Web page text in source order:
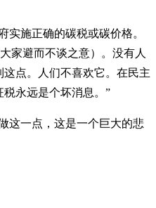
实施正确的碳税或碳价格。
家避而不谈之意）。没有人
点。人们不喜欢它。在民主
永远是个坏消息。”
这一点，这是一个巨大的悲